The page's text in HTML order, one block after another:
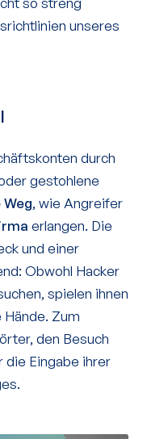
unseres
durch
gestohlene
, wie Angreifer
erlangen. Die
und einer
Obwohl Hacker
spielen ihnen
Zum
den Besuch
Eingabe ihrer